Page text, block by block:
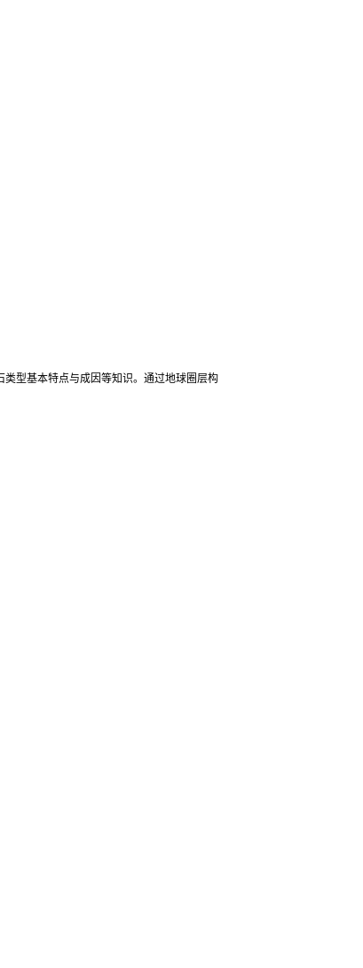
型基本特点与成因等知识。通过地球圈层构